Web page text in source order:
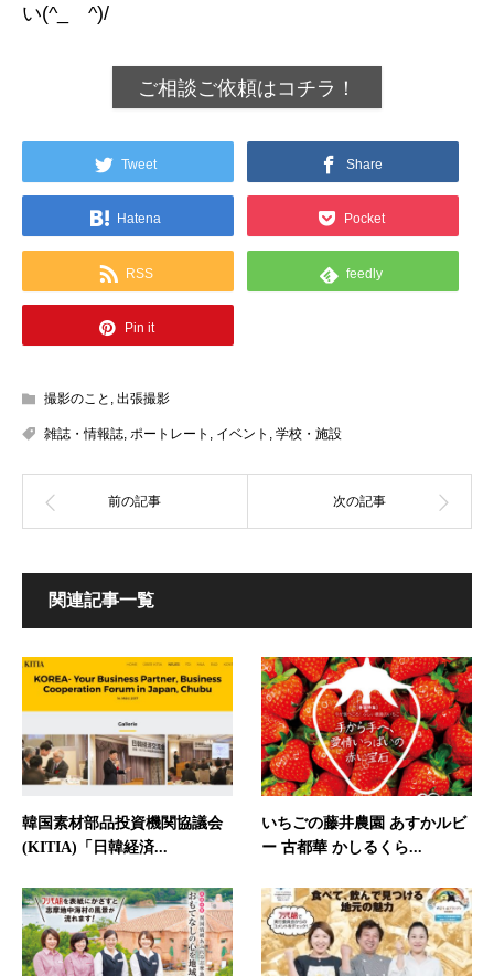
い(^_ゝ^)/
ご相談ご依頼はコチラ！
Tweet Share
Hatena Pocket
RSS feedly
Pin it
撮影のこと , 出張撮影
雑誌・情報誌, ポートレート , イベント , 学校・施設
関連記事一覧
韓国素材部品投資機関協議会
(KITIA)「日韓経済...
いちごの藤井農園 あすかルビ
ー 古都華 かしるくら...